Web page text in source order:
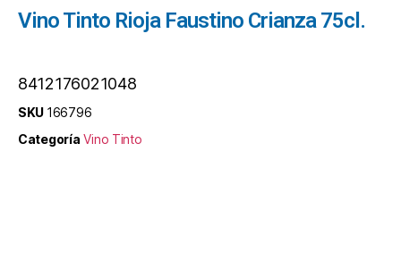
Vino Tinto Rioja Faustino Crianza 75cl.
8412176021048
SKU 166796
Categoría Vino Tinto